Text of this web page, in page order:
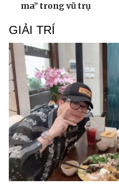
ma” trong vũ trụ
GIẢI TRÍ